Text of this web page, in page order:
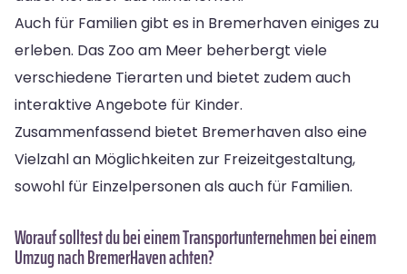
Auch für Familien gibt es in Bremerhaven einiges zu
erleben. Das Zoo am Meer beherbergt viele
verschiedene Tierarten und bietet zudem auch
interaktive Angebote für Kinder.
Zusammenfassend bietet Bremerhaven also eine
Vielzahl an Möglichkeiten zur Freizeitgestaltung,
sowohl für Einzelpersonen als auch für Familien.
Worauf solltest du bei einem Transportunternehmen bei einem
Umzug nach Bremer­Haven achten?